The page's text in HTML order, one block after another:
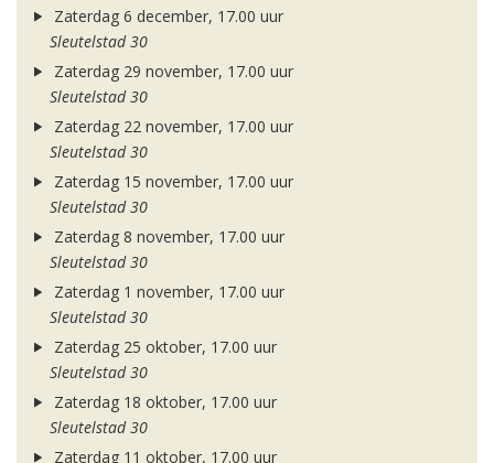
Zaterdag 6 december, 17.00 uur
Sleutelstad 30
Zaterdag 29 november, 17.00 uur
Sleutelstad 30
Zaterdag 22 november, 17.00 uur
Sleutelstad 30
Zaterdag 15 november, 17.00 uur
Sleutelstad 30
Zaterdag 8 november, 17.00 uur
Sleutelstad 30
Zaterdag 1 november, 17.00 uur
Sleutelstad 30
Zaterdag 25 oktober, 17.00 uur
Sleutelstad 30
Zaterdag 18 oktober, 17.00 uur
Sleutelstad 30
Zaterdag 11 oktober, 17.00 uur